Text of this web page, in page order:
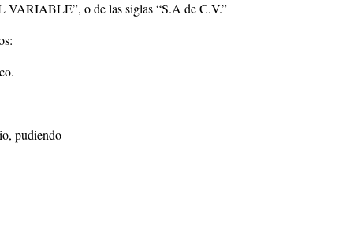
o de las siglas “S.A de C.V.”
pudiendo